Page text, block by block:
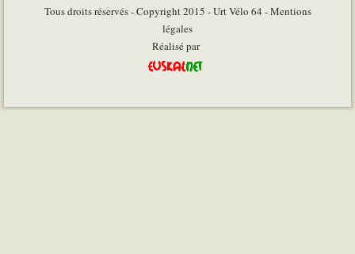
Tous droits réservés - Copyright 2015 - Urt Vélo 64 - Mentions
légales
Réalisé par